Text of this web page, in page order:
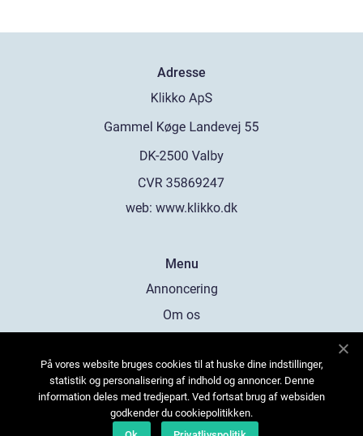
Adresse
web: www.klikko.dk
Menu
Annoncering
Om os
Kontakt os
Sitemap
På vores website bruges cookies til at huske dine indstillinger,
statistik og personalisering af indhold og annoncer. Denne
information deles med tredjepart. Ved fortsat brug af websiden
godkender du cookiepolitikken.